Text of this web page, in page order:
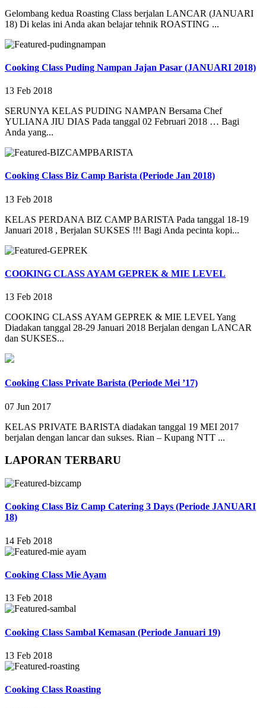
Gelombang kedua Roasting Class berjalan LANCAR (JANUARI
18) Di kelas ini Anda akan belajar tehnik ROASTING ...
Cooking Class Puding Nampan Jajan Pasar (JANUARI 2018)
13 Feb 2018
SERUNYA KELAS PUDING NAMPAN Bersama Chef
YULIANA JIU DIAS Pada tanggal 02 Februari 2018 … Bagi
Anda yang...
Cooking Class Biz Camp Barista (Periode Jan 2018)
13 Feb 2018
KELAS PERDANA BIZ CAMP BARISTA Pada tanggal 18-19
Januari 2018 , Berjalan SUKSES !!! Bagi Anda pecinta kopi...
COOKING CLASS AYAM GEPREK & MIE LEVEL
13 Feb 2018
COOKING CLASS AYAM GEPREK & MIE LEVEL Yang
Diadakan tanggal 28-29 Januari 2018 Berjalan dengan LANCAR
dan SUKSES...
Cooking Class Private Barista (Periode Mei ’17)
07 Jun 2017
KELAS PRIVATE BARISTA diadakan tanggal 19 MEI 2017
berjalan dengan lancar dan sukses. Rian – Kupang NTT ...
LAPORAN TERBARU
Cooking Class Biz Camp Catering 3 Days (Periode JANUARI
18)
14 Feb 2018
Cooking Class Mie Ayam
13 Feb 2018
Cooking Class Sambal Kemasan (Periode Januari 19)
13 Feb 2018
Cooking Class Roasting